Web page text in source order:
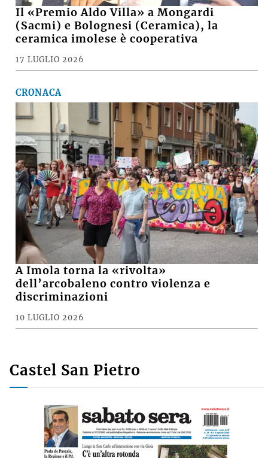
Il «Premio Aldo Villa» a Mongardi
(Sacmi) e Bolognesi (Ceramica), la
ceramica imolese è cooperativa
17 LUGLIO 2026
CRONACA
A Imola torna la «rivolta»
dell’arcobaleno contro violenza e
discriminazioni
10 LUGLIO 2026
Castel San Pietro